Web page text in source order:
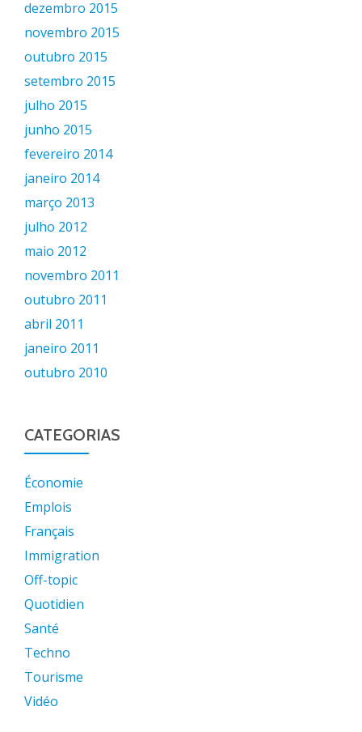
dezembro 2015
novembro 2015
outubro 2015
setembro 2015
julho 2015
junho 2015
fevereiro 2014
janeiro 2014
março 2013
julho 2012
maio 2012
novembro 2011
outubro 2011
abril 2011
janeiro 2011
outubro 2010
CATEGORIAS
Économie
Emplois
Français
Immigration
Off-topic
Quotidien
Santé
Techno
Tourisme
Vidéo